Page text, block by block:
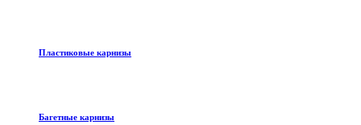
Пластиковые карнизы
Багетные карнизы